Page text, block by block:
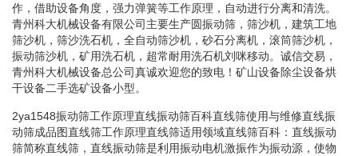
作，借助设备角度，强力弹簧等工作原理，自动进行分离和清洗。
青州科大机械设备有限公司主要生产圆振动筛，筛沙机，建筑工地
筛沙机，筛沙洗石机，全自动筛沙机，砂石分离机，滚筒筛沙机，
振动筛沙机，矿用洗石机，超常耐用洗石机刘咪移动。诚信交易，
青州科大机械设备总公司真诚欢迎您的致电！矿山设备除尘设备烘
干设备二手选矿设备小型。
2ya1548振动筛工作原理直线振动筛百科直线筛使用与维修直线振
动筛成品图直线筛工作原理直线筛适用领域直线筛百科：直线振动
筛简称直线筛，直线振动筛是利用振动电机激振作为振动源，使物